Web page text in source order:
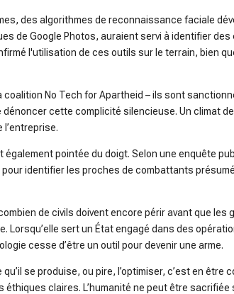
, des algorithmes de reconnaissance faciale
de Google Photos, auraient servi à identifier
l'utilisation de ces outils sur le terrain, bien
coalition No Tech for Apartheid – ils sont
dénoncer cette complicité silencieuse. Un climat
pointée du doigt. Selon une enquête
pour identifier les proches de combattants
de civils doivent encore périr avant que les
sert un État engagé dans des
cesse d’être un outil pour devenir une arme.
se produise, ou pire, l’optimiser, c’est en être
claires. L’humanité ne peut être sacrifiée